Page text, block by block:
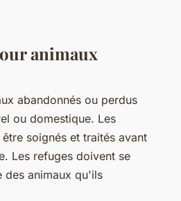
animaux
abandonnés ou perdus
ou domestique. Les
soignés et traités avant
Les refuges doivent se
des animaux qu'ils